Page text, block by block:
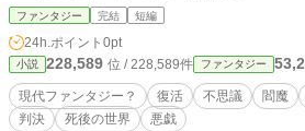
ファンタジー 完結 短編
24h.ポイント 0pt
小説 228,589 位 / 228,589件 ファンタジー
現代ファンタジー？ 復活 不思議 閻魔
判決
死後の世界 悪戯